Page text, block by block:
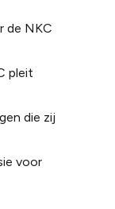
de NKC
pleit
die zij
voor